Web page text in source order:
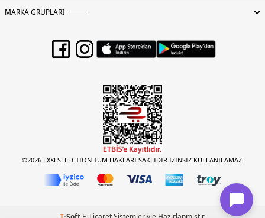
MARKA GRUPLARI
©2026 EXXESELECTION TÜM HAKLARI SAKLIDIR.İZİNSİZ KULLANILAMAZ.